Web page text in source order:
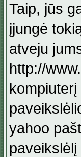
Taip, jūs
įjungė
atveju
http://
yahoo